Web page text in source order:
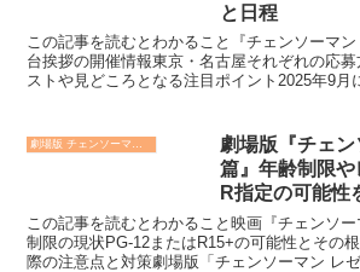
と日程
この記事を読むとわかること『チェンソーマ
台挨拶の開催情報東京・名古屋それぞれの応
ストや見どころとなる注目ポイント2025年9月
劇場版 チェンソーマン レゼ篇
劇場版『チェ
篇』年齢制限や
R指定の可能性
この記事を読むとわかること映画『チェンソ
制限の現状PG-12またはR15+の可能性とその
際の注意点と対策劇場版「チェンソーマン レ